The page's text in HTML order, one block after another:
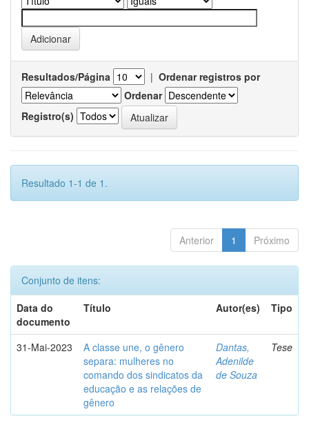
Resultados/Página | Ordenar registros por
Ordenar
Registro(s)
Resultado 1-1 de 1.
Anterior 1 Próximo
Conjunto de itens:
Data do
documento
Título Autor(es) Tipo
31-Mai-2023
A classe une, o gênero
separa: mulheres no
comando dos sindicatos da
educação e as relações de
gênero
Dantas,
Adenilde
de Souza
Tese